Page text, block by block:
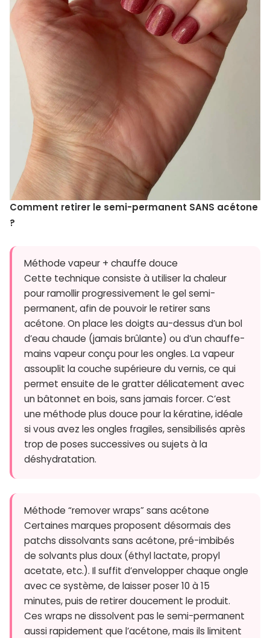
Comment retirer le semi-permanent SANS acétone
?
Méthode vapeur + chauffe douce
Cette technique consiste à utiliser la chaleur
pour ramollir progressivement le gel semi-
permanent, afin de pouvoir le retirer sans
acétone. On place les doigts au-dessus d’un bol
d’eau chaude (jamais brûlante) ou d’un chauffe-
mains vapeur conçu pour les ongles. La vapeur
assouplit la couche supérieure du vernis, ce qui
permet ensuite de le gratter délicatement avec
un bâtonnet en bois, sans jamais forcer. C’est
une méthode plus douce pour la kératine, idéale
si vous avez les ongles fragiles, sensibilisés après
trop de poses successives ou sujets à la
déshydratation.
Méthode “remover wraps” sans acétone
Certaines marques proposent désormais des
patchs dissolvants sans acétone, pré-imbibés
de solvants plus doux (éthyl lactate, propyl
acetate, etc.). Il suffit d’envelopper chaque ongle
avec ce système, de laisser poser 10 à 15
minutes, puis de retirer doucement le produit.
Ces wraps ne dissolvent pas le semi-permanent
aussi rapidement que l’acétone, mais ils limitent